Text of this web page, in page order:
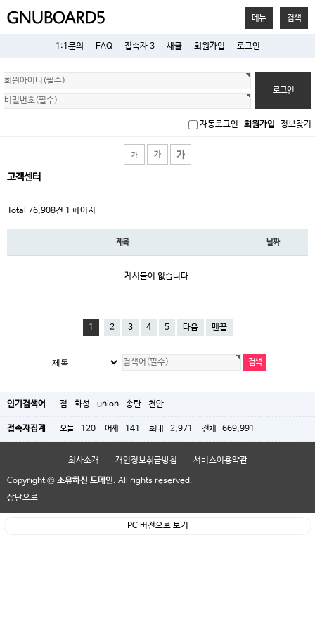
메뉴 검색
1:1문의 FAQ 접속자 3 새글 회원가입 로그인
회
원
로
그
자동로그인 회원가입 정보찾기
고객센터
Total 76,908건 1 페이지
제목 날짜
게시물이 없습니다.
1 2 3 4 5 다음 맨끝
인기검색어 점 화성 union 송탄 천안
접속자집계 오늘 120 어제 141 최대 2,971 전체 669,991
회사소개 개인정보취급방침 서비스이용약관
Copyright © 소유하신 도메인. All rights reserved.
상단으로
PC 버전으로 보기